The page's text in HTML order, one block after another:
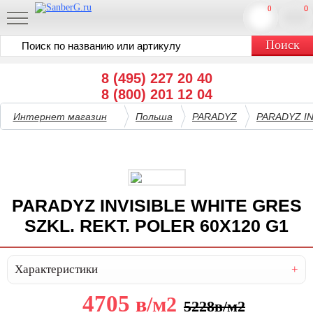
8 (495) 227 20 40
8 (800) 201 12 04
0
0
Интернет магазин Польша PARADYZ PARADYZ
PARADYZ INVISIBLE WHITE GRES
SZKL. REKT. POLER 60X120 G1
Характеристики
4705 в/м2 5228в/м2